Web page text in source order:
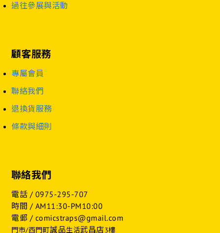
過往參展與活動
顧客服務
專屬會員
聯絡我們
退換貨服務
條款與細則
聯絡我們
電話 / 0975-295-707
時間 / AM11:30-PM10:00
電郵 / comicstraps@gmail.com
門市/西門町誠品生活武昌店3樓